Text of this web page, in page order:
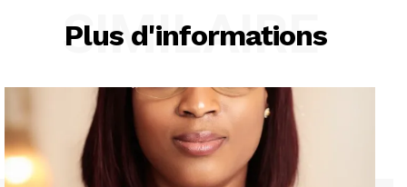
Plus d'informations
SIMILAIRE